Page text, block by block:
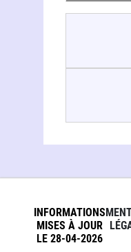
INFORMATIONS
MISES À JOUR
LE 28-04-2026